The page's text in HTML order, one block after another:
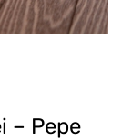
– Pepe